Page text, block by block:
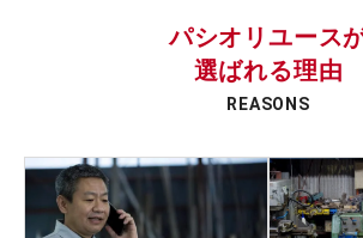
パシオリユース
選ばれる理由
REASONS